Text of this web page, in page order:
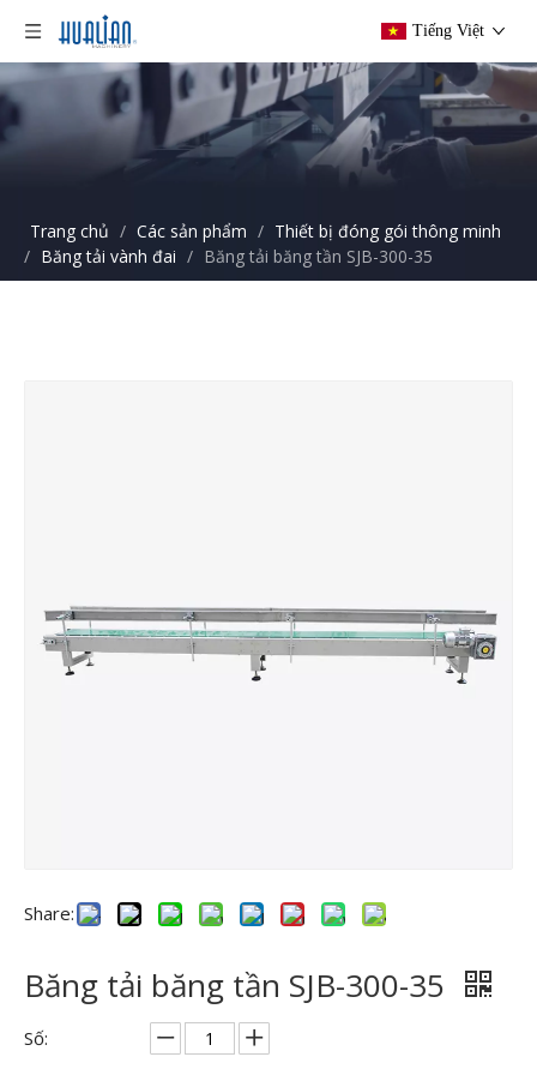
Tiếng Việt
Trang chủ / Các sản phẩm / Thiết bị đóng gói thông minh
/ Băng tải vành đai / Băng tải băng tần SJB-300-35
Share:
Băng tải băng tần SJB-300-35
Số: